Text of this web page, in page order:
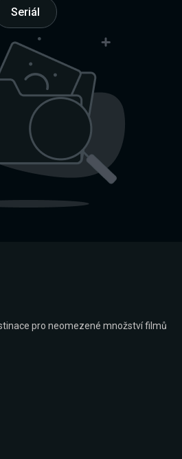
Seriál
pro neomezené množství filmů